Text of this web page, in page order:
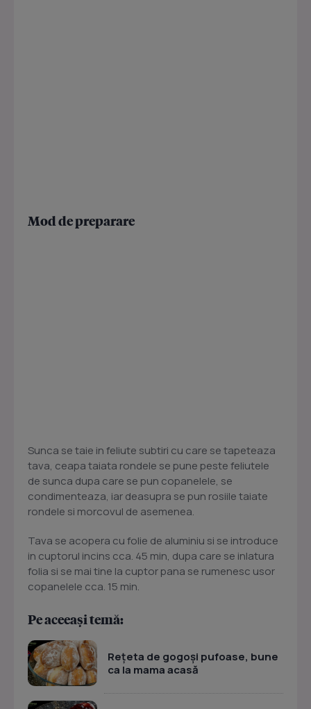
Mod de preparare
Sunca se taie in feliute subtiri cu care se tapeteaza
tava, ceapa taiata rondele se pune peste feliutele
de sunca dupa care se pun copanelele, se
condimenteaza, iar deasupra se pun rosiile taiate
rondele si morcovul de asemenea.
Tava se acopera cu folie de aluminiu si se introduce
in cuptorul incins cca. 45 min, dupa care se inlatura
folia si se mai tine la cuptor pana se rumenesc usor
copanelele cca. 15 min.
Pe aceeași temă:
Rețeta de gogoși pufoase, bune
ca la mama acasă